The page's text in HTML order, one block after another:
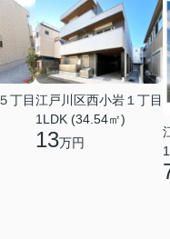
丁目江戸川区西小岩１丁目
1LDK (34.54㎡)
13万円